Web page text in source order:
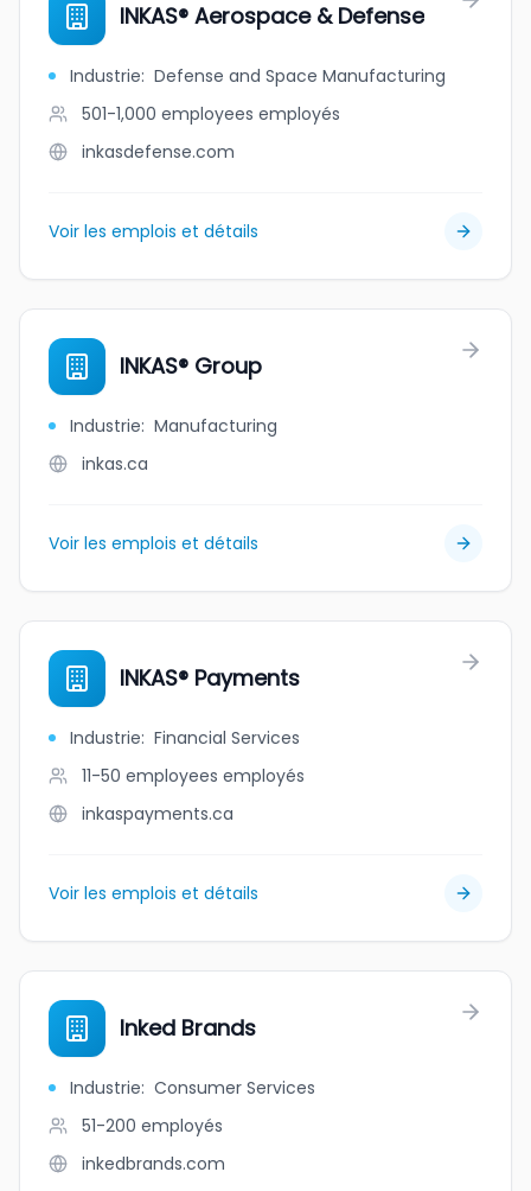
INKAS® Aerospace & Defense
Industrie: Defense and Space Manufacturing
501-1,000 employees employés
inkasdefense.com
Voir les emplois et détails
INKAS® Group
Industrie: Manufacturing
inkas.ca
Voir les emplois et détails
INKAS® Payments
Industrie: Financial Services
11-50 employees employés
inkaspayments.ca
Voir les emplois et détails
Inked Brands
Industrie: Consumer Services
51-200 employés
inkedbrands.com